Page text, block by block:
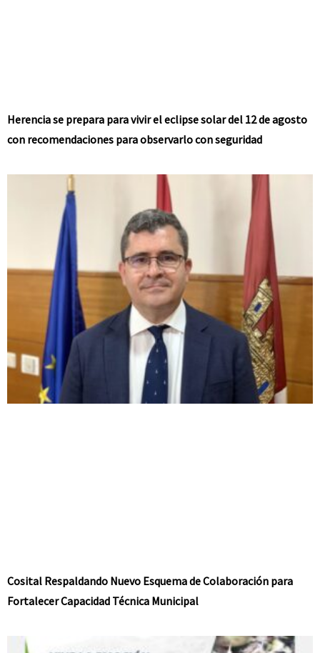
Herencia se prepara para vivir el eclipse solar del 12 de agosto
con recomendaciones para observarlo con seguridad
Cosital Respaldando Nuevo Esquema de Colaboración para
Fortalecer Capacidad Técnica Municipal